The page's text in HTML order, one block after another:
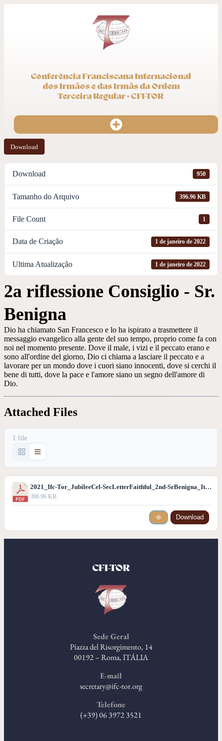
Conferência Franciscana Internacional
dos Irmãos e das Irmãs da Ordem
Terceira Regular · CFI-TOR
Download
Download 950
Tamanho do Arquivo 396.96 KB
File Count 1
Data de Criação 1 de janeiro de 2022
Ultima Atualização 1 de janeiro de 2022
2a riflessione Consiglio - Sr.
Benigna
Dio ha chiamato San Francesco e lo ha ispirato a trasmettere il
messaggio evangelico alla gente del suo tempo, proprio come fa con
noi nel momento presente. Dove il male, i vizi e il peccato erano e
sono all'ordine del giorno, Dio ci chiama a lasciare il peccato e a
lavorare per un mondo dove i cuori siano innocenti, dove si cerchi il
bene di tutti, dove la pace e l'amore siano un segno dell'amore di
Dio.
Attached Files
1 file
2021_Ifc-Tor_JubileeCel-SecLetterFaithful_2nd-SrBenigna_Ita.pdf
396.96 KB
Download
CFI-TOR
Sede Geral
Piazza del Risorgimento, 14
00192 – Roma, ITÁLIA
E-mail
secretary@ifc-tor.org
Telefone
(+39) 06 3972 3521